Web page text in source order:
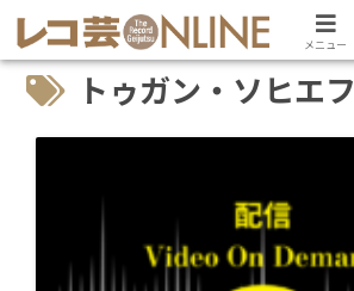
トゥガン・ソヒエフ
メニュー